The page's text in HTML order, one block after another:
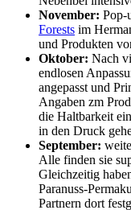
November: Pop-
Forests im
und Produkten
Oktober: Nach
endlosen
angepasst und
Angaben zm
die Haltbarkeit
in den Druck
September:
Alle finden sie
Gleichzeitig
Paranuss-
Partnern dort